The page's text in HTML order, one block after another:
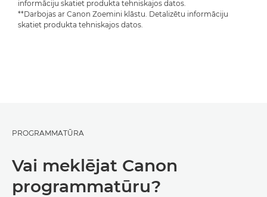
informāciju skatiet produkta tehniskajos datos.
**Darbojas ar Canon Zoemini klāstu. Detalizētu informāciju
skatiet produkta tehniskajos datos.
PROGRAMMATŪRA
Vai meklējat Canon
programmatūru?